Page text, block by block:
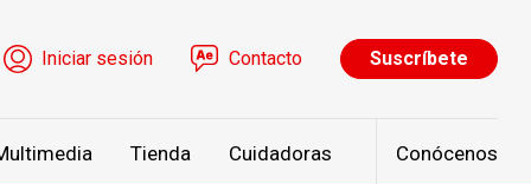
de cuenta de usuario
Iniciar sesión Contacto Suscríbete
Tienda Cuidadoras Conócenos